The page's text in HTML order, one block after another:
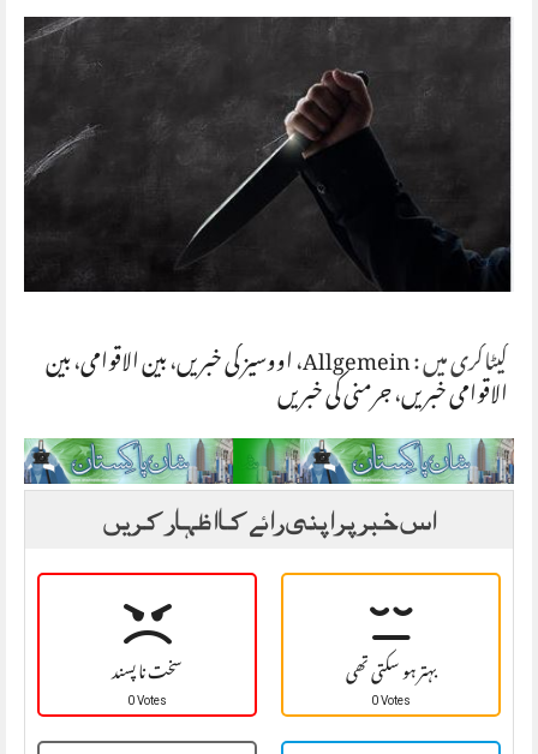
کیٹاگری میں :Allgemein،اووسیز کی خبریں،بین الاقوامی،بین الاقوامی خبریں،جرمنی کی خبریں
اس خبر پر اپنی رائے کا اظہار کریں
سخت نا پسند
0 Votes بہتر ہو سکتی تھی
0 Votes